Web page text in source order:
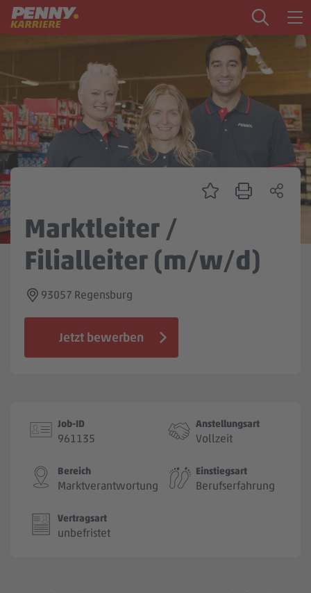
Zum Inhalt springen
Startseite
PENNY als Arbeitgeber
Ausbildung
Markt
Zentrale & Vertrieb
Mein Kandidat:innenprofil
Jobbörse
Marktleiter /
Filialleiter (m/w/d)
93057 Regensburg
Jetzt bewerben
Job-ID
961135
Anstellungsart
Vollzeit
Bereich
Marktverantwortung
Einstiegsart
Berufserfahrung
Vertragsart
unbefristet